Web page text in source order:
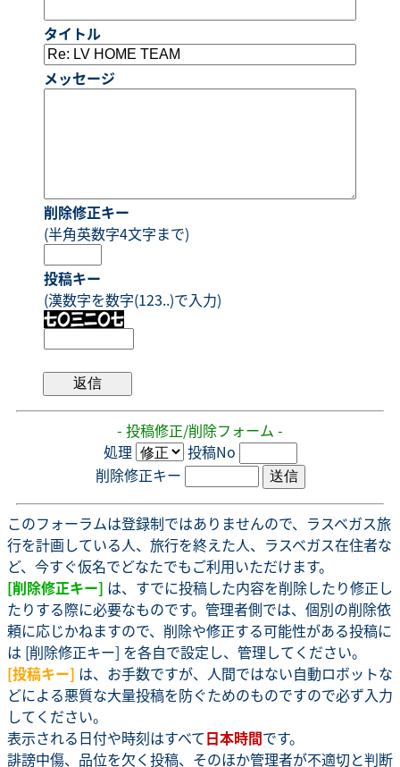
タイトル
メッセージ
削除修正キー
(半角英数字4文字まで)
投稿キー
(漢数字を数字(123..)で入力)
- 投稿修正/削除フォーム -
処理
投稿No
削除修正キー
このフォーラムは登録制ではありませんので、ラスベガス旅
行を計画している人、旅行を終えた人、ラスベガス在住者な
ど、今すぐ仮名でどなたでもご利用いただけます。
[削除修正キー] は、すでに投稿した内容を削除したり修正し
たりする際に必要なものです。管理者側では、個別の削除依
頼に応じかねますので、削除や修正する可能性がある投稿に
は [削除修正キー] を各自で設定し、管理してください。
[投稿キー] は、お手数ですが、人間ではない自動ロボットな
どによる悪質な大量投稿を防ぐためのものですので必ず入力
してください。
表示される日付や時刻はすべて日本時間です。
誹謗中傷、品位を欠く投稿、そのほか管理者が不適切と判断